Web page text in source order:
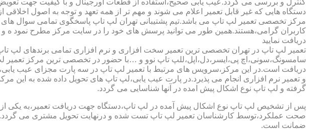
دستگاه هایی که غیر قابل تعمیر اعلام می شوند و مهم تر از همه تعهد و توجه به اصول اخلاقی
مرکز تخصصی تعمیر لپ تاپ می باشد.تیم پشتیبانی تهران لپ تاپ پاسخگوی تمامی سوال
کاربران گرامی،هستند.همین طور می توانید پرسش های خود را در سایت مرکز مطرح نمود ه و
دریافت نمایید
تعمیر لپ تاپ در تهران تخصصی ترین تعمیر سخت افزاری و نرم افزاری تمامی برندهای لپ
سامسونگ،سونی،اچ پی،ایسر،دل،اپل،للپ تاپ نوو و …با حضور در تخصصی ترین مرکز تعمیر
دریافت است.در این مرکز،سرویس های مرتبط با تعمیر لپ تاپ در سه پارت مجزای عیب
و تعمیر نرم افزاری انجام می پذیرد.در پارت عیب یابی،لپ تاپ های تحویل داده شده به این
گرفته و لپ تاپ نوع اشکال پیش امده در آنها شناسایی می گردد.
پس از تشخیص لپ تاپ نوع اشکال پیش آمده در لپ تاپ،دستگاه جهت دریافت تعمیر،به یکی از
صحت عملکرد،توسط کارشناسان تعمیر لپ تاپ تست شده و درنهایت تحویل مشتری می
ضمانت است.